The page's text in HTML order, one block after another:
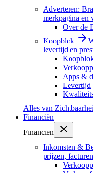
Adverteren:
merkpagina en
Over de
Koopblok
levertijd en
Apps &
Levertijd
Alles van
Financiën
Financiën
Inkomsten &
prijzen,